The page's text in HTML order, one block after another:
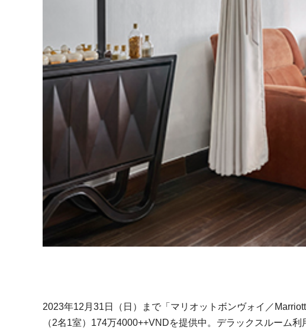
2023年12月31日（日）まで「マリオットボンヴォイ／
（2名1室）174万4000++VNDを提供中。デラックスルーム